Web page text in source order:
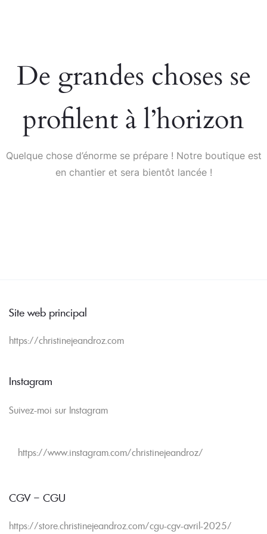
De grandes choses se
profilent à l’horizon
Quelque chose d’énorme se prépare ! Notre boutique est
en chantier et sera bientôt lancée !
Site web principal
https://christinejeandroz.com
Instagram
Suivez-moi sur Instagram
https://www.instagram.com/christinejeandroz/
CGV – CGU
https://store.christinejeandroz.com/cgu-cgv-avril-2025/